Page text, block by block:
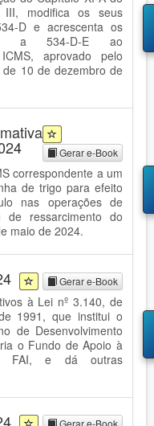
modifica os seus
D e acrescenta os
A a 534-D-E ao
aprovado pelo
de 10 de dezembro de
Gerar e-Book
correspondente a um
de trigo para efeito
nas operações de
de ressarcimento do
maio de 2024.
Gerar e-Book
à Lei nº 3.140, de
1991, que institui o
de Desenvolvimento
o Fundo de Apoio à
- FAI, e dá outras
Gerar e-Book